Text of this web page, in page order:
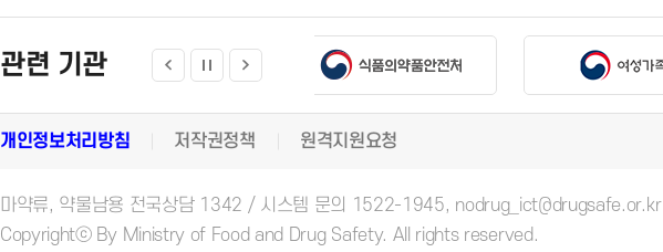
관련 기관
개인정보처리방침 저작권정책 원격지원요청
마약류, 약물남용 전국상담 1342 / 시스템 문의 1522-1945, nodrug_ict@drugsafe.or.kr
Copyrightⓒ By Ministry of Food and Drug Safety. All rights reserved.